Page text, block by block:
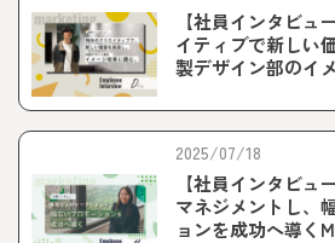
【社員インタビュ
イティブで新しい
製デザイン部のイ
2025/07/18
【社員インタビュ
マネジメントし、
ョンを成功へ導く